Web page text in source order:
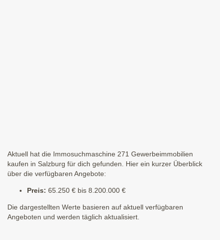
Aktuell hat die Immosuchmaschine 271 Gewerbeimmobilien
kaufen in Salzburg für dich gefunden. Hier ein kurzer Überblick
über die verfügbaren Angebote:
Preis: 65.250 € bis 8.200.000 €
Die dargestellten Werte basieren auf aktuell verfügbaren
Angeboten und werden täglich aktualisiert.